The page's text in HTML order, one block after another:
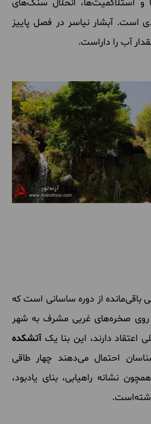
و استلاکمیت‌ها، انحلال سنگ‌های
است. آبشار نیاسر در فصل پاییز
آب را داراست.
باقی‌مانده از دوره ساسانی است که
روی صخره‌های غربی مشرف به شهر
دارند، این بنا یکآتشکده
احتمال می‌دهند چهار طاقی
نشانه راهیابی، بنای یادبود،